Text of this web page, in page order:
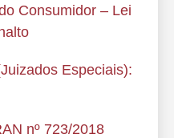
Consumidor – Lei
Especiais):
nº 723/2018